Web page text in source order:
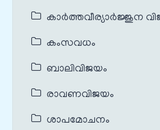
കാർത്തവീര്യാർജ്ജുന
കംസവധം
ബാലിവിജയം
രാവണവിജയം
ശാപമോചനം